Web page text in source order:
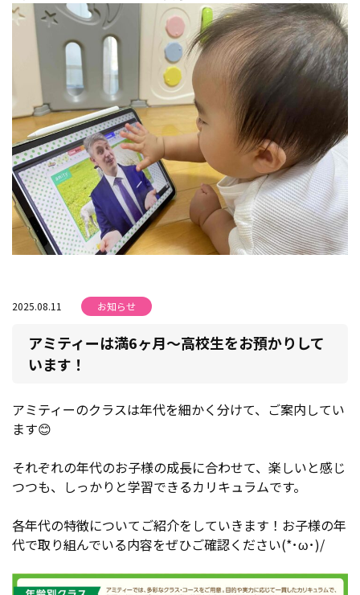
2025.08.11 お知らせ
アミティーは満6ヶ月～高校生をお預かりして
います！
アミティーのクラスは年代を細かく分けて、ご案内してい
ます😊
それぞれの年代のお子様の成長に合わせて、楽しいと感じ
つつも、しっかりと学習できるカリキュラムです。
各年代の特徴についてご紹介をしていきます！お子様の年
代で取り組んでいる内容をぜひご確認ください(*･ω･)/